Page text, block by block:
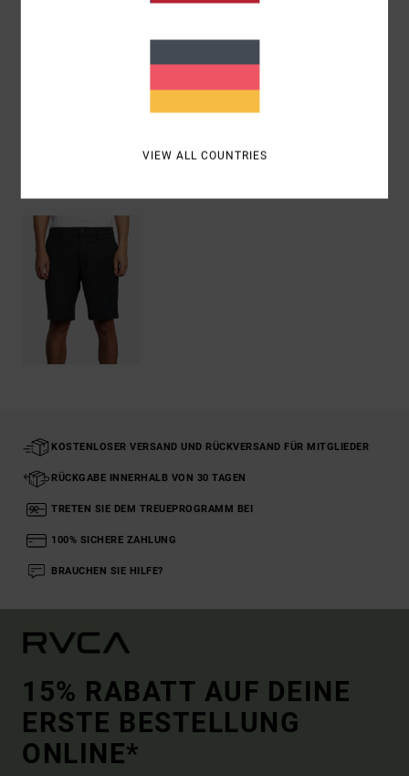
Versand & Rückversand
KOSTENLOSER VERSAND UND RÜCKVERSAND FÜR MITGLIEDER
RÜCKGABE INNERHALB VON 30 TAGEN
TRETEN SIE DEM TREUEPROGRAMM BEI
100% SICHERE ZAHLUNG
BRAUCHEN SIE HILFE?
15% RABATT AUF DEINE
ERSTE BESTELLUNG
ONLINE*
VIEW ALL COUNTRIES